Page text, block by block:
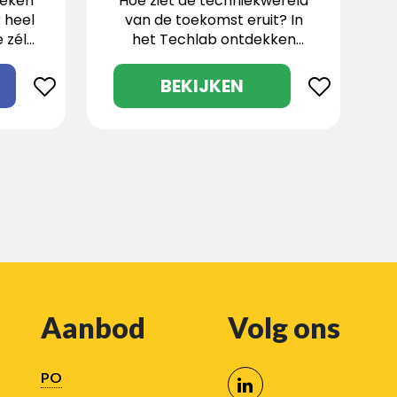
heel
zélf
van de toekomst eruit? In
het Techlab ontdekken
leerlingen het zelf door te
programmeren,
ontwerpen, testen en
BEKIJKEN
Aanbod
PO
Volg ons